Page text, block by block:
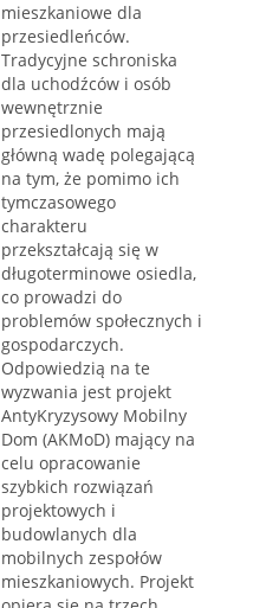
mieszkaniowe dla
przesiedleńców.
Tradycyjne schroniska
dla uchodźców i osób
wewnętrznie
przesiedlonych mają
główną wadę polegającą
na tym, że pomimo ich
tymczasowego
charakteru
przekształcają się w
długoterminowe osiedla,
co prowadzi do
problemów społecznych i
gospodarczych.
Odpowiedzią na te
wyzwania jest projekt
AntyKryzysowy Mobilny
Dom (AKMoD) mający na
celu opracowanie
szybkich rozwiązań
projektowych i
budowlanych dla
mobilnych zespołów
mieszkaniowych. Projekt